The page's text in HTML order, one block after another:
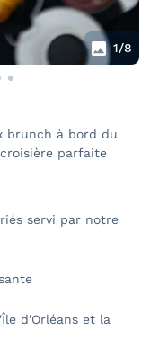
1/8
brunch à bord du
parfaite
servi par notre
d'Orléans et la